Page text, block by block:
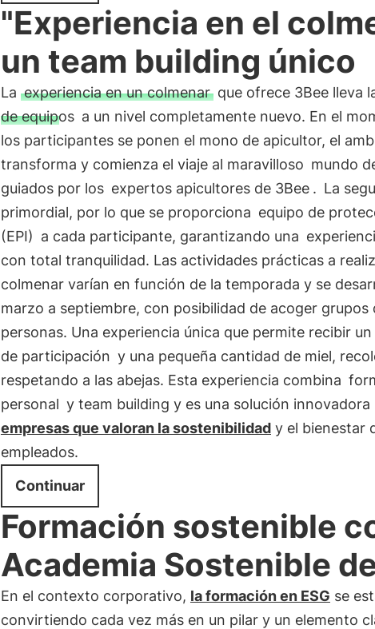
"Experiencia en el
un team building único
La experiencia en un colmenarque ofrece 3Bee lleva
de equipos a un nivel completamente nuevo. En el
los participantes se ponen el mono de apicultor, el
transforma y comienza el viaje al maravilloso mundo
guiados por los expertos apicultores de 3Bee . La
primordial, por lo que se proporciona equipo de
(EPI) a cada participante, garantizando una
con total tranquilidad. Las actividades prácticas a
colmenar varían en función de la temporada y se
marzo a septiembre, con posibilidad de acoger grupos
personas. Una experiencia única que permite recibir un
de participación y una pequeña cantidad de miel,
respetando a las abejas. Esta experiencia combina
personal y team building y es una solución innovadora
empresas que valoran la sostenibilidady el bienestar
empleados.
Continuar
Formación sostenible
Academia Sostenible
En el contexto corporativo, la formación en ESG se
convirtiendo cada vez más en un pilar y un elemento